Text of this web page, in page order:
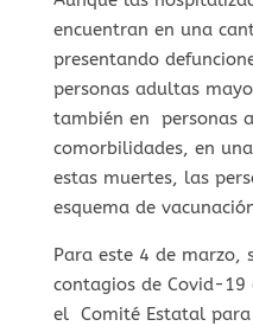
encuentran en una
presentando
personas adultas
también en personas
comorbilidades, en
estas muertes, las
esquema de
Para este 4 de marzo,
contagios de Covid-
el Comité Estatal